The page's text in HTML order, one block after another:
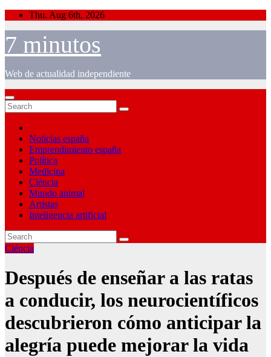
Skip
content
Thu. Aug 6th, 2026
7 minutos
Web de actualidad independiente
Noticias españa
Emprendimiento españa
Política
Medicina
Ciéncia
Mundo animal
Artistas
Inteligencia artificial
Ciéncia
Después de enseñar a las ratas
a conducir, los neurocientíficos
descubrieron cómo anticipar la
alegría puede mejorar la vida